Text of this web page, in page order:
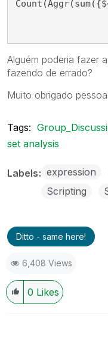
Alguém poderia fazer
fazendo de errado?
Muito obrigado
Tags:
set analysis
Labels expression
Scripting
Ditto - same here!
6,408 Views
0 Likes